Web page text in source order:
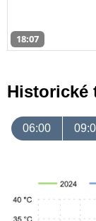
18:07
Historické
06:00